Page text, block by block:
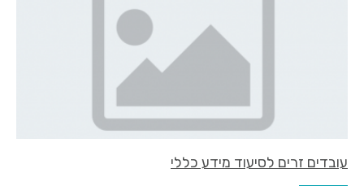
עובדים זרים לסיעוד מידע כללי